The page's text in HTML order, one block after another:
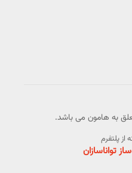
به هامون می باشد.
از پلتفرم
تواناسازان